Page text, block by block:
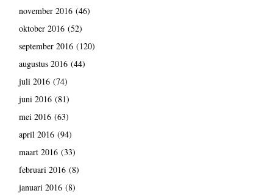
november 2016(46)
oktober 2016(52)
september 2016(120)
augustus 2016(44)
juli 2016(74)
juni 2016(81)
mei 2016(63)
april 2016(94)
maart 2016(33)
februari 2016(8)
januari 2016(8)